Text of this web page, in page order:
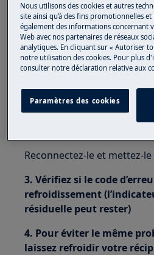
table de cuisson à
Solution
chauds de la plaque à
2. Débranchez l'appareil
Reconnectez-le et mettez-
3. Vérifiez si le code
refroidissement
résiduelle peut rester)
4. Pour éviter le même
laissez refroidir votre
Nous utilisons des cookies et autres
site ainsi qu’à des fins promotionnelles
également des informations concernant
Web avec nos partenaires de réseaux
analytiques. En cliquant sur « Autoriser
notre utilisation des cookies. Pour plus
consulter notre déclaration relative aux
Paramètres des cookies